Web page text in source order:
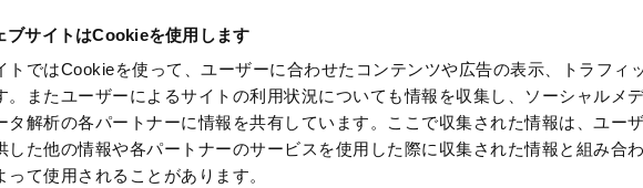
ブサイトはCookieを使用します
トではCookieを使って、ユーザーに合わせたコンテンツや広告の表示、トラフィ
。またユーザーによるサイトの利用状況についても情報を収集し、ソーシャルメ
タ解析の各パートナーに情報を共有しています。ここで収集された情報は、ユー
した他の情報や各パートナーのサービスを使用した際に収集された情報と組み合
って使用されることがあります。
新製品・技術開発への取り組み
開発事例